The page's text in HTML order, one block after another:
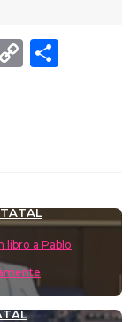
C
n
k
tir
libro a Pablo